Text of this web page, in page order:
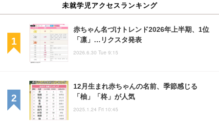
未就学児アクセスランキング
赤ちゃん名づけトレンド2026年上半期、1位
「凛」…リクスタ発表
2026.6.30 Tue 9:15
12月生まれ赤ちゃんの名前、季節感じる
「柚」「柊」が人気
2025.1.24 Fri 10:45